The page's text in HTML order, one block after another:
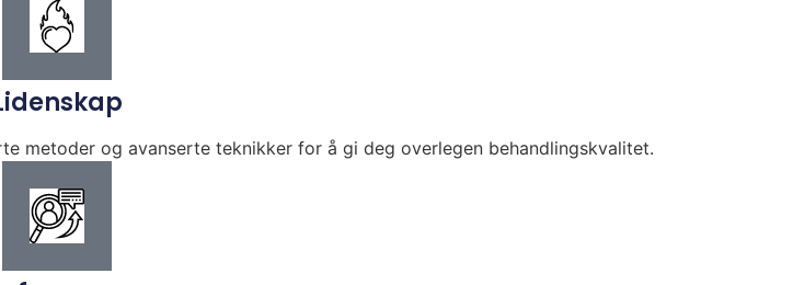
metoder og avanserte teknikker for å gi deg overlegen behandlingskvalitet.